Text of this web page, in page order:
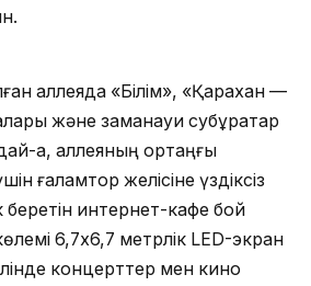
аллеяда «Білім», «Қарахан —
және заманауи субұрқақтар
ақ, аллеяның ортаңғы
ғаламтор желісіне үздіксіз
беретін интернет-кафе бой
6,7х6,7 метрлік LED-экран
концерттер мен кино